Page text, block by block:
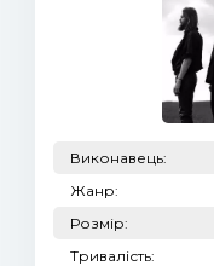
Виконавець:
Жанр:
Розмір:
Тривалість: